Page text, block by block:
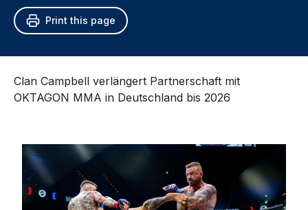
Print this page
Clan Campbell verlängert Partnerschaft mit
OKTAGON MMA in Deutschland bis 2026